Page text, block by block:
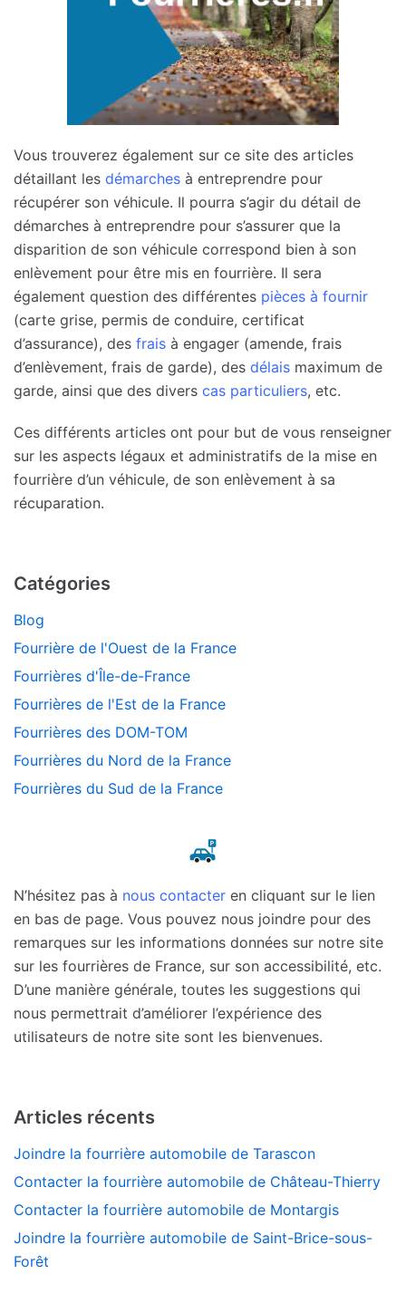
Vous trouverez également sur ce site des articles
détaillant les démarches à entreprendre pour
récupérer son véhicule. Il pourra s’agir du détail de
démarches à entreprendre pour s’assurer que la
disparition de son véhicule correspond bien à son
enlèvement pour être mis en fourrière. Il sera
également question des différentes pièces à fournir
(carte grise, permis de conduire, certificat
d’assurance), des frais à engager (amende, frais
d’enlèvement, frais de garde), des délais maximum de
garde, ainsi que des divers cas particuliers, etc.
Ces différents articles ont pour but de vous renseigner
sur les aspects légaux et administratifs de la mise en
fourrière d’un véhicule, de son enlèvement à sa
récuparation.
Catégories
Blog
Fourrière de l'Ouest de la France
Fourrières d'Île-de-France
Fourrières de l'Est de la France
Fourrières des DOM-TOM
Fourrières du Nord de la France
Fourrières du Sud de la France
N’hésitez pas à nous contacter en cliquant sur le lien
en bas de page. Vous pouvez nous joindre pour des
remarques sur les informations données sur notre site
sur les fourrières de France, sur son accessibilité, etc.
D’une manière générale, toutes les suggestions qui
nous permettrait d’améliorer l’expérience des
utilisateurs de notre site sont les bienvenues.
Articles récents
Joindre la fourrière automobile de Tarascon
Contacter la fourrière automobile de Château-Thierry
Contacter la fourrière automobile de Montargis
Joindre la fourrière automobile de Saint-Brice-sous-
Forêt